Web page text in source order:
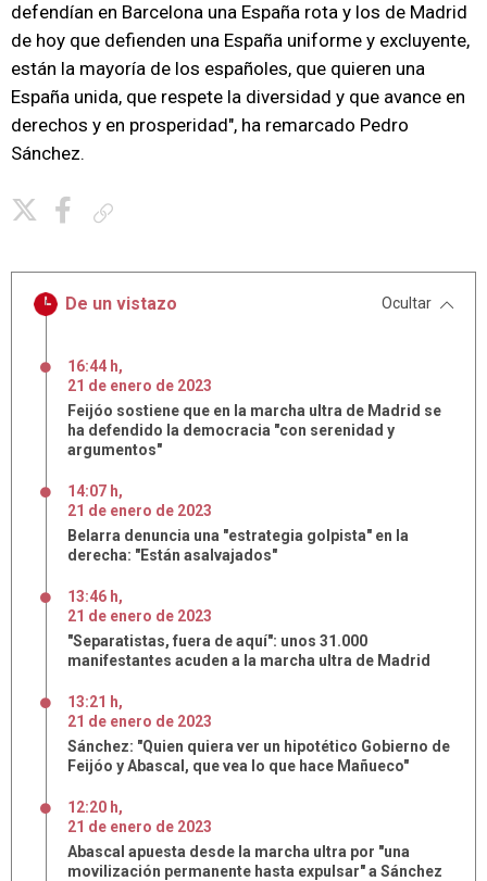
defendían en Barcelona una España rota y los de Madrid
de hoy que defienden una España uniforme y excluyente,
están la mayoría de los españoles, que quieren una
España unida, que respete la diversidad y que avance en
derechos y en prosperidad", ha remarcado Pedro
Sánchez.
De un vistazo Ocultar
16:44 h,
21 de enero de 2023
Feijóo sostiene que en la marcha ultra de Madrid se
ha defendido la democracia "con serenidad y
argumentos"
14:07 h,
21 de enero de 2023
Belarra denuncia una "estrategia golpista" en la
derecha: "Están asalvajados"
13:46 h,
21 de enero de 2023
"Separatistas, fuera de aquí": unos 31.000
manifestantes acuden a la marcha ultra de Madrid
13:21 h,
21 de enero de 2023
Sánchez: "Quien quiera ver un hipotético Gobierno de
Feijóo y Abascal, que vea lo que hace Mañueco"
12:20 h,
21 de enero de 2023
Abascal apuesta desde la marcha ultra por "una
movilización permanente hasta expulsar" a Sánchez